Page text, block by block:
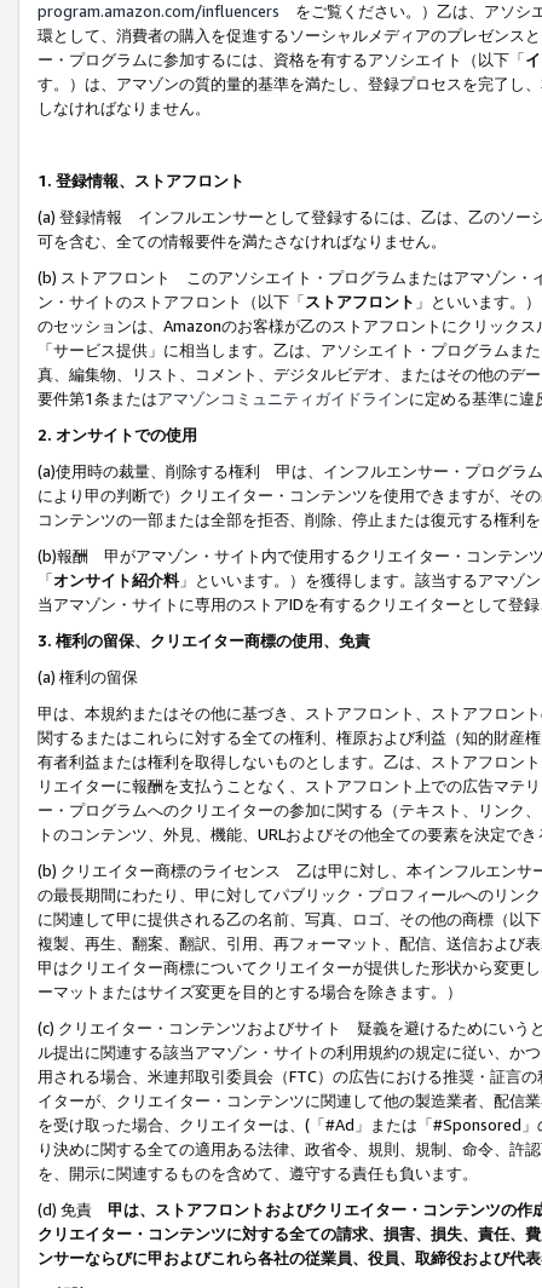
program.amazon.com/influencers をご覧ください。）乙は、アソシ
環として、消費者の購入を促進するソーシャルメディアのプレゼンス
ー・プログラムに参加するには、資格を有するアソシエイト（以下「
す。）は、アマゾンの質的量的基準を満たし、登録プロセスを完了し、
しなければなりません。
1. 登録情報、ストアフロント
(a) 登録情報 インフルエンサーとして登録するには、乙は、乙のソー
可を含む、全ての情報要件を満たさなければなりません。
(b) ストアフロント このアソシエイト・プログラムまたはアマゾン・
ン・サイトのストアフロント（以下「ストアフロント 」といいます。
のセッションは、Amazonのお客様が乙のストアフロントにクリック
「サービス提供」に相当します。乙は、アソシエイト・プログラム
真、編集物、リスト、コメント、デジタルビデオ、またはその他のデ
要件第1条またはアマゾンコミュニティガイドラインに定める基準に違
2. オンサイトでの使用
(a)使用時の裁量、削除する権利 甲は、インフルエンサー・プログラ
により甲の判断で）クリエイター・コンテンツを使用できますが、そ
コンテンツの一部または全部を拒否、削除、停止または復元する権利
(b)報酬 甲がアマゾン・サイト内で使用するクリエイター・コンテン
「オンサイト紹介料」といいます。）を獲得します。該当するアマゾ
当アマゾン・サイトに専用のストアIDを有するクリエイターとして登
3. 権利の留保、クリエイター商標の使用、免責
(a) 権利の留保
甲は、本規約またはその他に基づき、ストアフロント、ストアフロン
関するまたはこれらに対する全ての権利、権原および利益（知的財産
有者利益または権利を取得しないものとします。乙は、ストアフロン
リエイターに報酬を支払うことなく、ストアフロント上での広告マテ
ー・プログラムへのクリエイターの参加に関する（テキスト、リンク
トのコンテンツ、外見、機能、URLおよびその他全ての要素を決定で
(b) クリエイター商標のライセンス 乙は甲に対し、本インフルエンサ
の最長期間にわたり、甲に対してパブリック・プロフィールへのリン
に関連して甲に提供される乙の名前、写真、ロゴ、その他の商標（以
複製、再生、翻案、翻訳、引用、再フォーマット、配信、送信および
甲はクリエイター商標についてクリエイターが提供した形状から変更
ーマットまたはサイズ変更を目的とする場合を除きます。）
(c) クリエイター・コンテンツおよびサイト 疑義を避けるためにいう
ル提出に関連する該当アマゾン・サイトの利用規約の規定に従い、か
用される場合、米連邦取引委員会（FTC）の広告における推奨・証言
イターが、クリエイター・コンテンツに関連して他の製造業者、配信
を受け取った場合、クリエイターは、(「#Ad」または「#Sponsored
り決めに関する全ての適用ある法律、政省令、規則、規制、命令、許
を、開示に関連するものを含めて、遵守する責任も負います。
(d) 免責 甲は、ストアフロントおよびクリエイター・コンテンツの
クリエイター・コンテンツに対する全ての請求、損害、損失、責任、
ンサーならびに甲およびこれら各社の従業員、役員、取締役および代